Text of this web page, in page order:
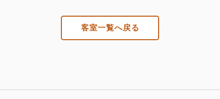
客室一覧へ戻る